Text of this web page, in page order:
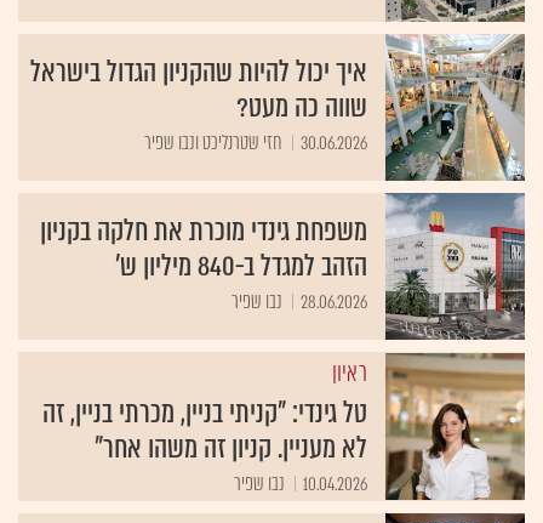
איך יכול להיות שהקניון הגדול בישראל
שווה כה מעט?
30.06.2026 חזי שטרנליכט ונבו שפיר
משפחת גינדי מוכרת את חלקה בקניון
הזהב למגדל ב-840 מיליון ש'
28.06.2026 נבו שפיר
ראיון
טל גינדי: "קניתי בניין, מכרתי בניין, זה
לא מעניין. קניון זה משהו אחר"
10.04.2026 נבו שפיר